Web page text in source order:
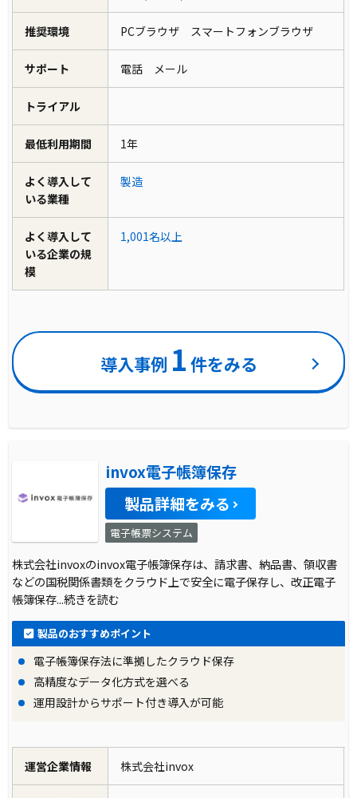
推奨環境 PCブラウザ スマートフォンブラウザ
サポート 電話 メール
トライアル
最低利用期間 1年
よく導入して
いる業種
製造
よく導入して
いる企業の規
模
1,001名以上
導入事例 1 件をみる
invox電子帳簿保存
製品詳細をみる
電子帳票システム
株式会社invoxのinvox電子帳簿保存は、請求書、納品書、領収書
などの国税関係書類をクラウド上で安全に電子保存し、改正電子
帳簿保存...続きを読む
製品のおすすめポイント
電子帳簿保存法に準拠したクラウド保存
高精度なデータ化方式を選べる
運用設計からサポート付き導入が可能
運営企業情報 株式会社invox